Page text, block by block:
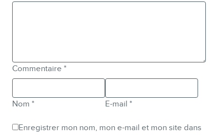
Commentaire *
Nom * E-mail *
Enregistrer mon nom, mon e-mail et mon site dans